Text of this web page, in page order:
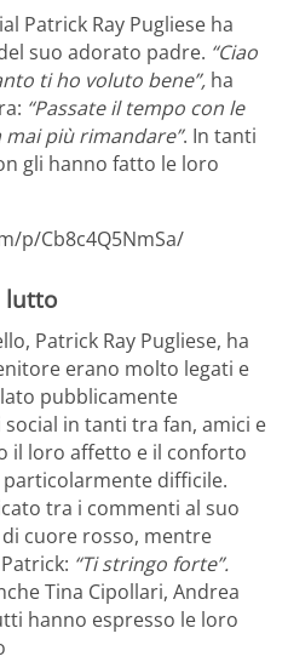
Patrick Ray Pugliese ha
suo adorato padre. “Ciao
ti ho voluto bene”, ha
“Passate il tempo con le
più rimandare”. In tanti
gli hanno fatto le loro
p/Cb8c4Q5NmSa/
lutto
Patrick Ray Pugliese, ha
erano molto legati e
pubblicamente
social in tanti tra fan, amici e
il loro affetto e il conforto
difficile.
tra i commenti al suo
cuore rosso, mentre
“Ti stringo forte”.
Tina Cipollari, Andrea
hanno espresso le loro